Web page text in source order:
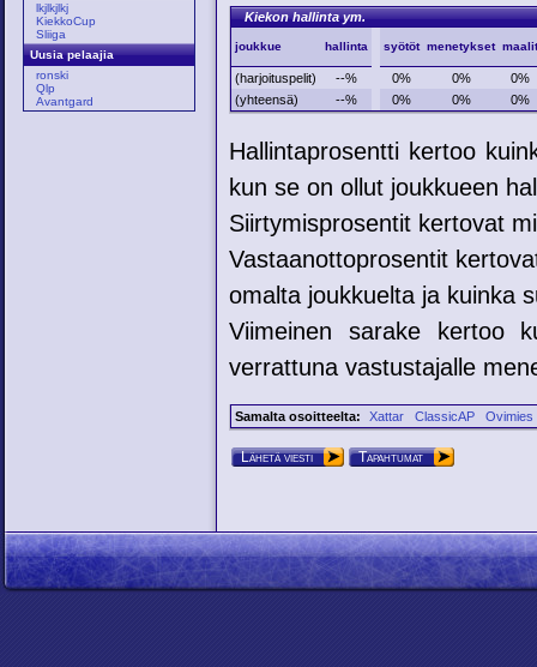
lkjlkjlkj
KiekkoCup
Sliiga
Uusia pelaajia
ronski
Qlp
Avantgard
Kiekon hallinta ym.
joukkue hallinta syötöt menetykset maalit
(harjoituspelit) --% 0% 0%
0%
(yhteensä)
--% 0% 0% 0%
Hallintaprosentti kertoo
kun se on ollut joukkueen
Siirtymisprosentit kertovat
Vastaanottoprosentit
omalta joukkuelta ja kuinka
Viimeinen sarake kertoo
verrattuna vastustajalle
Samalta osoitteelta: Xattar ClassicAP Ovimies
Lähetä viesti Tapahtumat